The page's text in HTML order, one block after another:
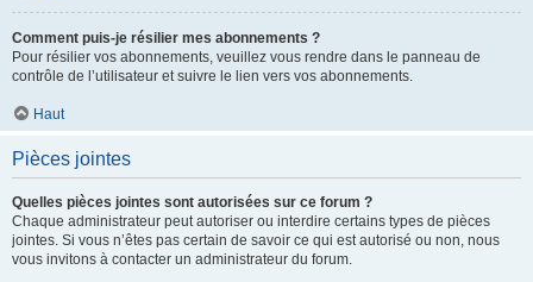
Comment puis-je résilier mes abonnements ?
Pour résilier vos abonnements, veuillez vous rendre dans le panneau de
contrôle de l’utilisateur et suivre le lien vers vos abonnements.
Haut
Pièces jointes
Quelles pièces jointes sont autorisées sur ce forum ?
Chaque administrateur peut autoriser ou interdire certains types de pièces
jointes. Si vous n’êtes pas certain de savoir ce qui est autorisé ou non, nous
vous invitons à contacter un administrateur du forum.